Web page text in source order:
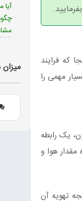
که فرایند
مهمی را
یک رابطه‌
به همان اندازه مقدار هوا و
و در نتیجه تهویه آن